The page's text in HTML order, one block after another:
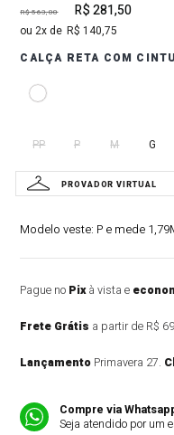
R$ 563,00 R$ 281,50
2 R$ 140,75
CALÇA RETA COM
PP P M G
Modelo veste: P e mede
Pague no Pixà vista e
Frete Grátis a partir de R$
Lançamento Primavera 27.
Compre via
Seja atendido por um